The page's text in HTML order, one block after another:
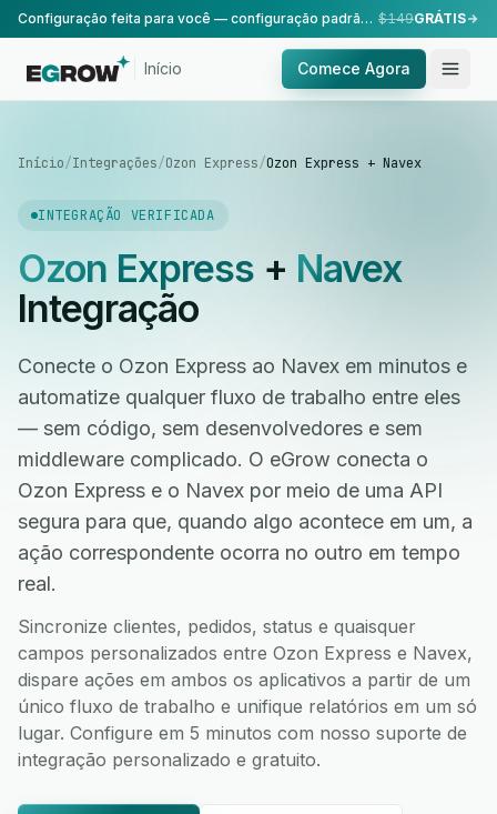
Configuração feita para você — configuração padrão, realizada pela nossa equipe. $149GRÁTIS
Início Comece Agora
Início/Integrações/Ozon Express/Ozon Express + Navex
INTEGRAÇÃO VERIFICADA
Ozon Express+ Navex
Integração
Conecte o Ozon Express ao Navex em minutos e
automatize qualquer fluxo de trabalho entre eles
— sem código, sem desenvolvedores e sem
middleware complicado. O eGrow conecta o
Ozon Express e o Navex por meio de uma API
segura para que, quando algo acontece em um, a
ação correspondente ocorra no outro em tempo
real.
Sincronize clientes, pedidos, status e quaisquer
campos personalizados entre Ozon Express e Navex,
dispare ações em ambos os aplicativos a partir de um
único fluxo de trabalho e unifique relatórios em um só
lugar. Configure em 5 minutos com nosso suporte de
integração personalizado e gratuito.